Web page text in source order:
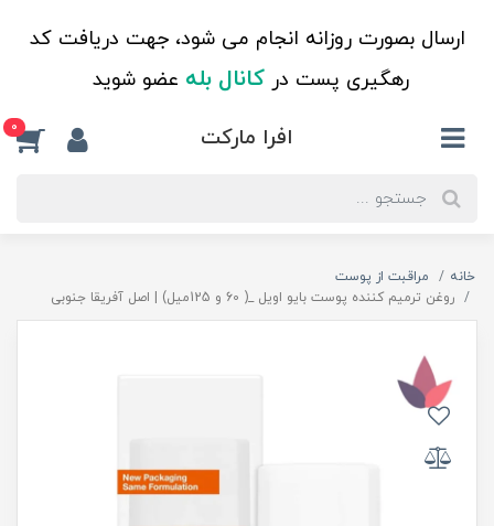
ارسال بصورت روزانه انجام می شود، جهت دریافت کد
رهگیری پست درکانال بله عضو شوید
افرا مارکت 0
خانه
مراقبت از پوست
روغن ترمیم کننده پوست بایو اویل _( 60 و 125میل) | اصل آفریقا جنوبی